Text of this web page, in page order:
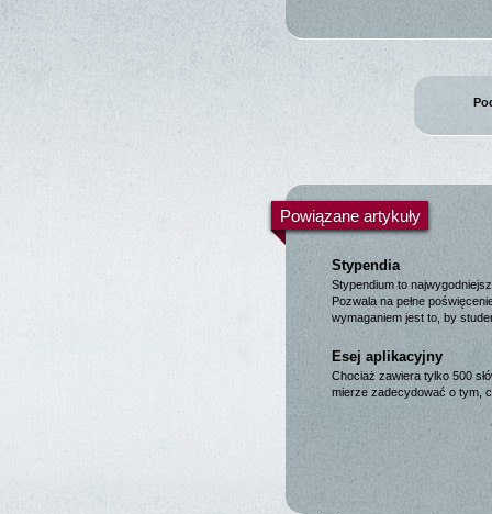
Powiązane artykuły
Stypendia
Stypendium to
Pozwala na pełne
wymaganiem jest to, by
Esej aplikacyjny
Chociaż zawiera tylko 500
mierze zadecydować o tym,